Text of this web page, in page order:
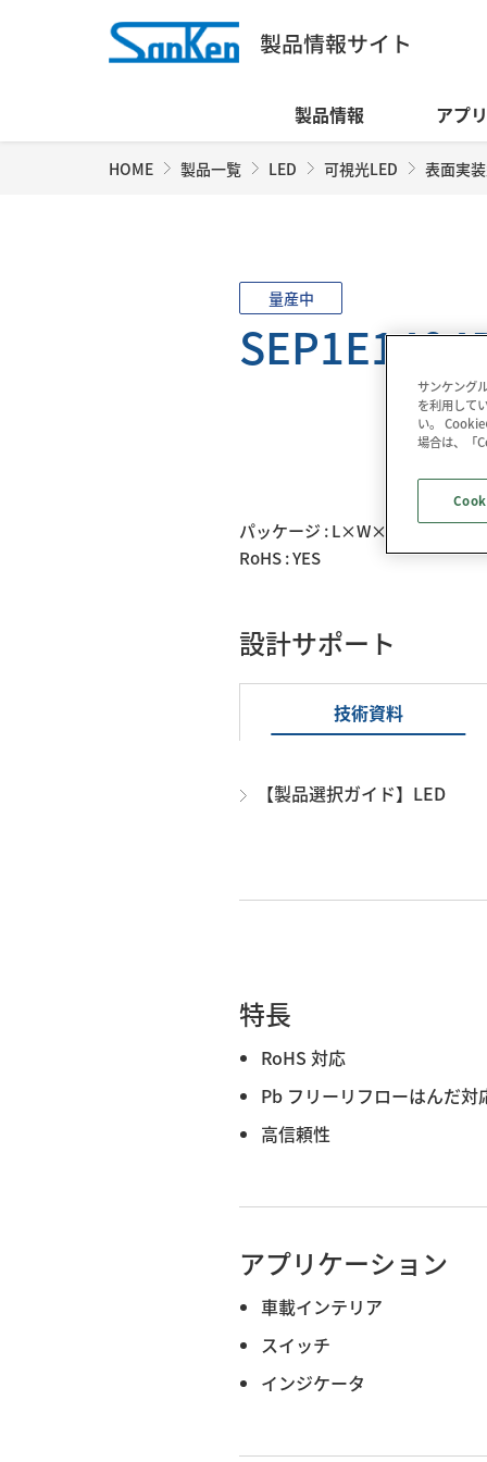
製品情報 アプ
HOME 製品一覧 LED 可視光LED 表面実
量産中
パッケージ : L×W×H：
RoHS : YES
設計サポート
技術資料
【製品選択ガイド】LED
特長
RoHS 対応
Pb フリーリフローはんだ対
高信頼性
アプリケーション
車載インテリア
スイッチ
インジケータ
サンケング
を利用して
い。
場合は、「